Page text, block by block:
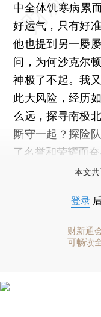
中全体饥寒病累
好运气，只有好
他也提到另一屡
问，为何沙克尔
神极了不起。我
此大风险，经历
么远，探寻南极
厮守一起？探险
了名誉和荣耀而奋
本文
登录
财新通
可畅读